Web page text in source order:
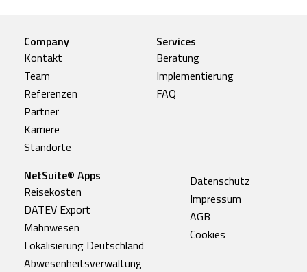
Company
Kontakt
Team
Referenzen
Partner
Karriere
Standorte
Services
Beratung
Implementierung
FAQ
NetSuite® Apps
Reisekosten
DATEV Export
Mahnwesen
Lokalisierung Deutschland
Abwesenheitsverwaltung
Datenschutz
Impressum
AGB
Cookies